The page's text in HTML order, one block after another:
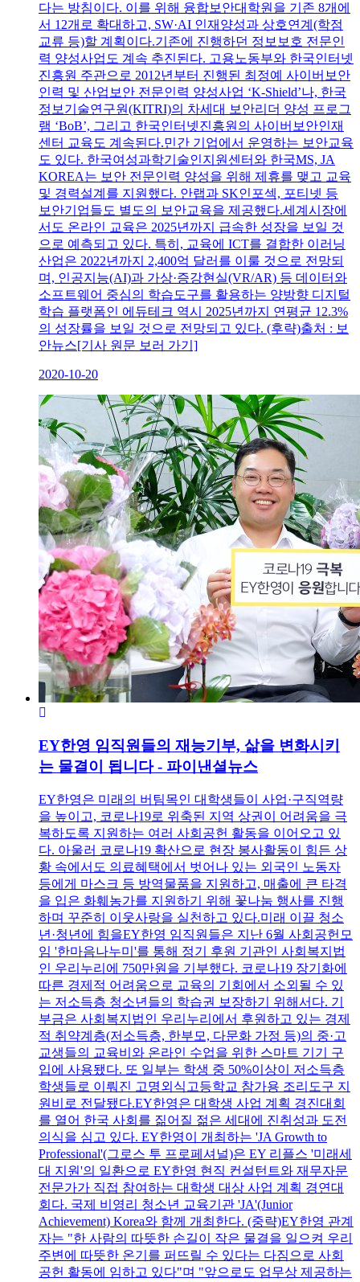
다는 방침이다. 이를 위해 융합보안대학원을 기존 8개에
서 12개로 확대하고, SW·AI 인재양성과 상호연계(학점
교류 등)할 계획이다.기존에 진행하던 정보보호 전문인
력 양성사업도 계속 추진된다. 고용노동부와 한국인터넷
진흥원 주관으로 2012년부터 진행된 최정예 사이버보안
인력 및 산업보안 전문인력 양성사업 ‘K-Shield’나, 한국
정보기술연구원(KITRI)의 차세대 보안리더 양성 프로그
램 ‘BoB’, 그리고 한국인터넷진흥원의 사이버보안인재
센터 교육도 계속된다.민간 기업에서 운영하는 보안교육
도 있다. 한국여성과학기술인지원센터와 한국MS, JA
KOREA는 보안 전문인력 양성을 위해 제휴를 맺고 교육
및 경력설계를 지원했다. 안랩과 SK인포섹, 포티넷 등
보안기업들도 별도의 보안교육을 제공했다.세계시장에
서도 온라인 교육은 2025년까지 급속한 성장을 보일 것
으로 예측되고 있다. 특히, 교육에 ICT를 결합한 이러닝
산업은 2022년까지 2,400억 달러를 이룰 것으로 전망되
며, 인공지능(AI)과 가상·증강현실(VR/AR) 등 데이터와
소프트웨어 중심의 학습도구를 활용하는 양방향 디지털
학습 플랫폼인 에듀테크 역시 2025년까지 연평균 12.3%
의 성장률을 보일 것으로 전망되고 있다. (후략)출처 : 보
안뉴스[기사 원문 보러 가기]
2020-10-20
EY한영 임직원들의 재능기부, 삶을 변화시키
는 물결이 됩니다 - 파이낸셜뉴스
EY한영은 미래의 버팀목인 대학생들이 사업·구직역량
을 높이고, 코로나19로 위축된 지역 상권이 어려움을 극
복하도록 지원하는 여러 사회공헌 활동을 이어오고 있
다. 아울러 코로나19 확산으로 현장 봉사활동이 힘든 상
황 속에서도 의료혜택에서 벗어나 있는 외국인 노동자
등에게 마스크 등 방역물품을 지원하고, 매출에 큰 타격
을 입은 화훼농가를 지원하기 위해 꽃나눔 행사를 진행
하며 꾸준히 이웃사랑을 실천하고 있다.미래 이끌 청소
년·청년에 힘을EY한영 임직원들은 지난 6월 사회공헌모
임 '한마음나누미'를 통해 정기 후원 기관인 사회복지법
인 우리누리에 750만원을 기부했다. 코로나19 장기화에
따른 경제적 어려움으로 교육의 기회에서 소외될 수 있
는 저소득층 청소년들의 학습권 보장하기 위해서다. 기
부금은 사회복지법인 우리누리에서 후원하고 있는 경제
적 취약계층(저소득층, 한부모, 다문화 가정 등)의 중·고
교생들의 교육비와 온라인 수업을 위한 스마트 기기 구
입에 사용됐다. 또 일부는 학생 중 50%이상이 저소득층
학생들로 이뤄진 고명외식고등학교 참가용 조리도구 지
원비로 전달됐다.EY한영은 대학생 사업 계획 경진대회
를 열어 한국 사회를 짊어질 젊은 세대에 진취성과 도전
의식을 심고 있다. EY한영이 개최하는 'JA Growth to
Professional'(그로스 투 프로페셔널)은 EY 리플스 '미래세
대 지원'의 일환으로 EY한영 현직 컨설턴트와 재무자문
전문가가 직접 참여하는 대학생 대상 사업 계획 경연대
회다. 국제 비영리 청소년 교육기관 'JA'(Junior
Achievement) Korea와 함께 개최한다. (중략)EY한영 관계
자는 "한 사람의 따뜻한 손길이 작은 물결을 일으켜 우리
주변에 따뜻한 온기를 퍼뜨릴 수 있다는 다짐으로 사회
공헌 활동에 임하고 있다"며 "앞으로도 업무상 제공하는